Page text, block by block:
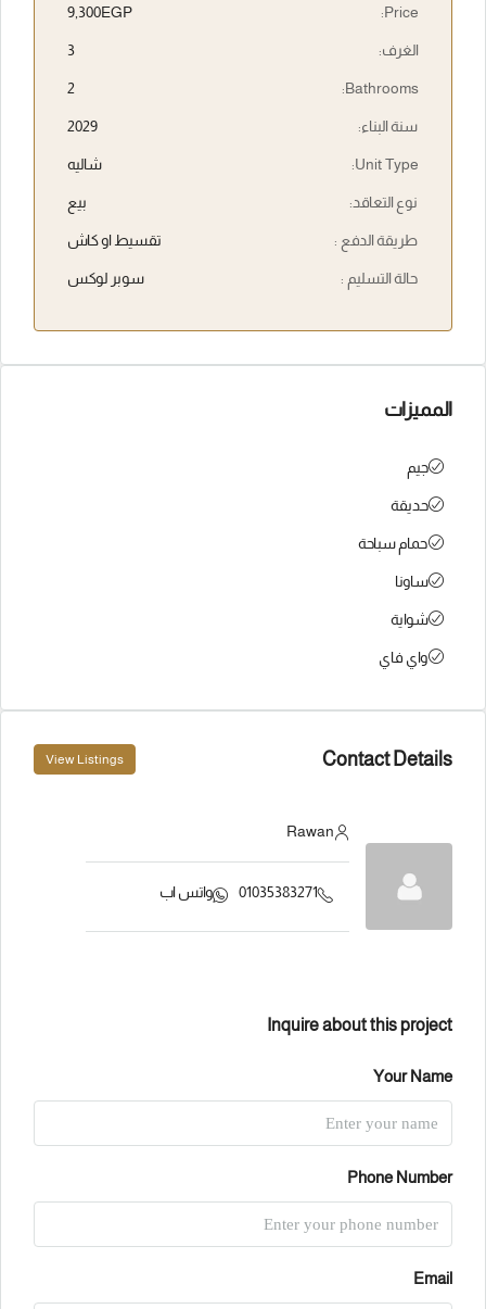
Price:
9,300EGP
الغرف: 3
Bathrooms:
2
سنة البناء: 2029
Unit Type: شاليه
نوع التعاقد: بيع
طريقة الدفع : تقسيط او كاش
حالة التسليم : سوبر لوكس
المميزات
جيم
حديقة
حمام سباحة
ساونا
شواية
واي فاي
Contact Details
View Listings
Rawan
01035383271 واتس اب
Inquire about this project
Your Name
Phone Number
Email